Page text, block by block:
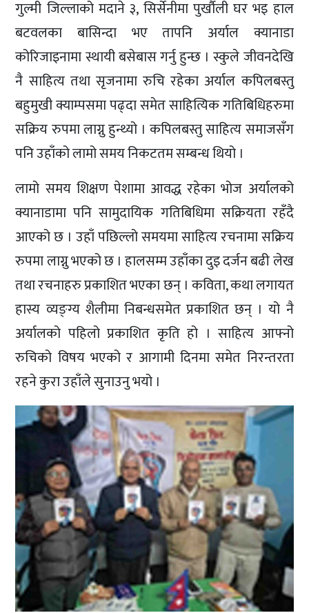
गुल्मी जिल्लाको मदाने ३, सिर्सेनीमा पुर्खौली घर भइ हाल
बटवलका बासिन्दा भए तापनि अर्याल क्यानाडा
कोरिजाइनामा स्थायी बसेबास गर्नु हुन्छ । स्कुले जीवनदेखि
नै साहित्य तथा सृजनामा रुचि रहेका अर्याल कपिलबस्तु
बहुमुखी क्याम्पसमा पढ्दा समेत साहित्यिक गतिबिधिहरुमा
सक्रिय रुपमा लाग्नु हुन्थ्यो । कपिलबस्तु साहित्य समाजसँग
पनि उहाँको लामो समय निकटतम सम्बन्ध थियो ।
लामो समय शिक्षण पेशामा आवद्ध रहेका भोज अर्यालको
क्यानाडामा पनि सामुदायिक गतिबिधिमा सक्रियता रहँदै
आएको छ । उहाँ पछिल्लो समयमा साहित्य रचनामा सक्रिय
रुपमा लाग्नु भएको छ । हालसम्म उहाँका दुइ दर्जन बढी लेख
तथा रचनाहरु प्रकाशित भएका छन् । कविता, कथा लगायत
हास्य व्यङ्ग्य शैलीमा निबन्धसमेत प्रकाशित छन् । यो नै
अर्यालको पहिलो प्रकाशित कृति हो । साहित्य आफ्नो
रुचिको विषय भएको र आगामी दिनमा समेत निरन्तरता
रहने कुरा उहाँले सुनाउनु भयो ।